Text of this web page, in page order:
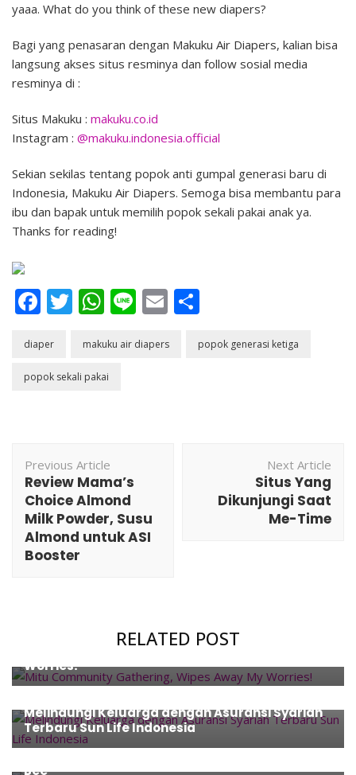
yaaa. What do you think of these new diapers?
Bagi yang penasaran dengan Makuku Air Diapers, kalian bisa
langsung akses situs resminya dan follow sosial media
resminya di :
Situs Makuku : makuku.co.id
Instagram : @makuku.indonesia.official
Sekian sekilas tentang popok anti gumpal generasi baru di
Indonesia, Makuku Air Diapers. Semoga bisa membantu para
ibu dan bapak untuk memilih popok sekali pakai anak ya.
Thanks for reading!
Facebook
Twitter
WhatsApp
LineEmail
diaper makuku air diapers popok generasi ketiga
popok sekali pakai
Navigation
Previous Article
Review Mama’s
Choice Almond
Milk Powder, Susu
Almond untuk ASI
Booster
Next Article
Situs Yang
Dikunjungi Saat
Me-Time
RELATED POST
Health, Products
Mitu Community Gathering, Wipes Away My
Worries!
Melindungi Keluarga dengan Asuransi Syariah
Terbaru Sun Life Indonesia
Event,Family
Bee